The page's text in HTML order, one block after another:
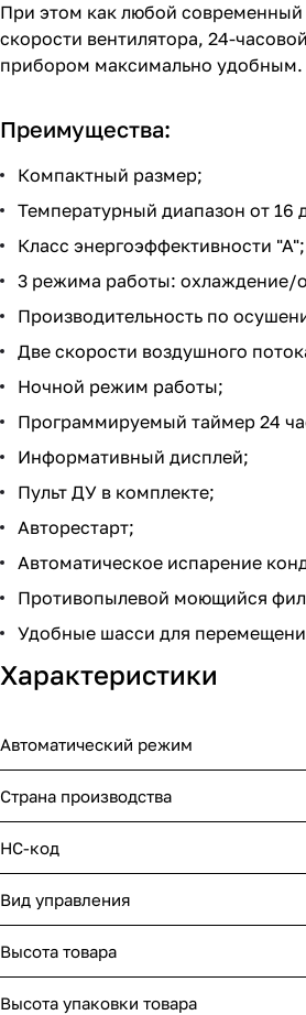
При этом как любой
скорости вентилятора, 24-
прибором максимально удобным.
Преимущества:
Компактный размер;
Температурный диапазон от 16
Класс энергоэффективности "А";
3 режима работы: охлаждение/
Производительность по
Две скорости воздушного
Ночной режим работы;
Программируемый таймер 24
Информативный дисплей;
Пульт ДУ в комплекте;
Авторестарт;
Автоматическое испарение
Противопылевой моющийся
Удобные шасси для
Характеристики
Автоматический режим
Страна производства
НС-код
Вид управления
Высота товара
Высота упаковки товара